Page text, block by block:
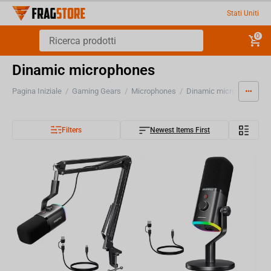
Stati Uniti
0
Dinamic microphones
Pagina Iniziale / Gaming Gears / Microphones / Dinamic microphones
Filters Newest Items First